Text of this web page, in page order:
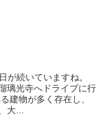
が続いていますね。
璃光寺へドライブに行
建物が多く存在し、
大...